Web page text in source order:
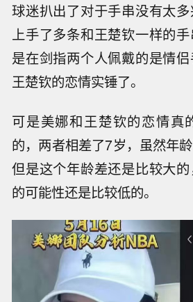
球迷扒出了对于手串没有太
上手了多条和王楚钦一样的
是在剑指两个人佩戴的是情
王楚钦的恋情实锤了。
可是美娜和王楚钦的恋情真
的，两者相差了7岁，虽然年
但是这个年龄差还是比较大
的可能性还是比较低的。